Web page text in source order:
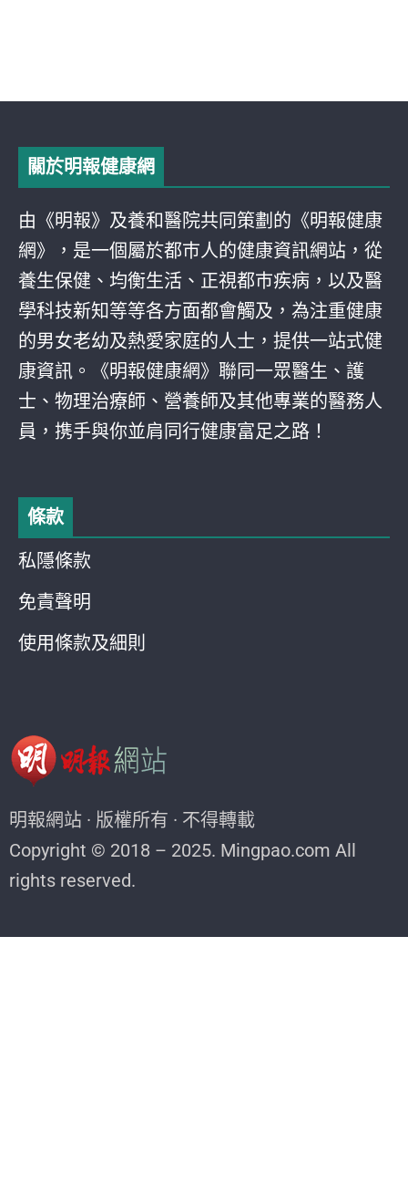
關於明報健康網
由《明報》及養和醫院共同策劃的《明報健康
網》，是一個屬於都巿人的健康資訊網站，從
養生保健、均衡生活、正視都巿疾病，以及醫
學科技新知等等各方面都會觸及，為注重健康
的男女老幼及熱愛家庭的人士，提供一站式健
康資訊。《明報健康網》聯同一眾醫生、護
士、物理治療師、營養師及其他專業的醫務人
員，携手與你並肩同行健康富足之路！
條款
私隱條款
免責聲明
使用條款及細則
明報網站 · 版權所有 · 不得轉載
Copyright © 2018 – 2025. Mingpao.com All
rights reserved.